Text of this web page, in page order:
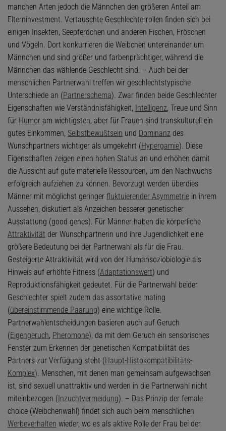
manchen Arten jedoch die Männchen den größeren Anteil am
Elterninvestment. Vertauschte Geschlechterrollen finden sich bei
einigen Insekten, Seepferdchen und anderen Fischen, Fröschen
und Vögeln. Dort konkurrieren die Weibchen untereinander um
Männchen und sind größer und farbenprächtiger, während die
Männchen das wählende Geschlecht sind. – Auch bei der
menschlichen Partnerwahl treffen wir geschlechtstypische
Unterschiede an (Partnerschema). Zwar finden beide Geschlechter
Eigenschaften wie Verständnisfähigkeit, Intelligenz, Treue und Sinn
für Humor am wichtigsten, aber für Frauen sind transkulturell ein
gutes Einkommen, Selbstbewußtsein und Dominanz des
Wunschpartners wichtiger als umgekehrt (Hypergamie). Diese
Eigenschaften zeigen einen hohen Status an und erhöhen damit
die Aussicht auf gute materielle Ressourcen, um den Nachwuchs
erfolgreich aufziehen zu können. Bevorzugt werden überdies
Männer mit möglichst geringer fluktuierender Asymmetrie in ihrem
Aussehen, diskutiert als Anzeichen besserer genetischer
Ausstattung (good genes). Für Männer haben die körperliche
Attraktivität der Wunschpartnerin und ihre Jugendlichkeit eine
größere Bedeutung bei der Partnerwahl als für die Frau.
Gesteigerte Attraktivität wird von der Humansoziobiologie als
Hinweis auf erhöhte Fitness (Adaptationswert) und
Reproduktionsfähigkeit gedeutet. Für die Partnerwahl beider
Geschlechter spielt zudem das assortative mating
(übereinstimmende Paarung) eine wichtige Rolle.
Partnerwahlentscheidungen basieren auch auf Geruch
(Eigengeruch, Pheromone), da mit dem Geruch ein sensorisches
Fenster zum Erkennen der genetischen Kompatibilität des
Partners zur Verfügung steht (Haupt-Histokompatibilitäts-
Komplex). Menschen, mit denen man gemeinsam aufgewachsen
ist, sind sexuell unattraktiv und werden in die Partnerwahl nicht
miteinbezogen (Inzuchtvermeidung). – Das Prinzip der female
choice (Weibchenwahl) findet sich auch beim menschlichen
Werbeverhalten wieder, wo es als aktive Rolle der Frau bei der